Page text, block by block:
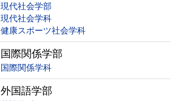
現代社会学部
現代社会学科
健康スポーツ社会学科
国際関係学部
国際関係学科
外国語学部